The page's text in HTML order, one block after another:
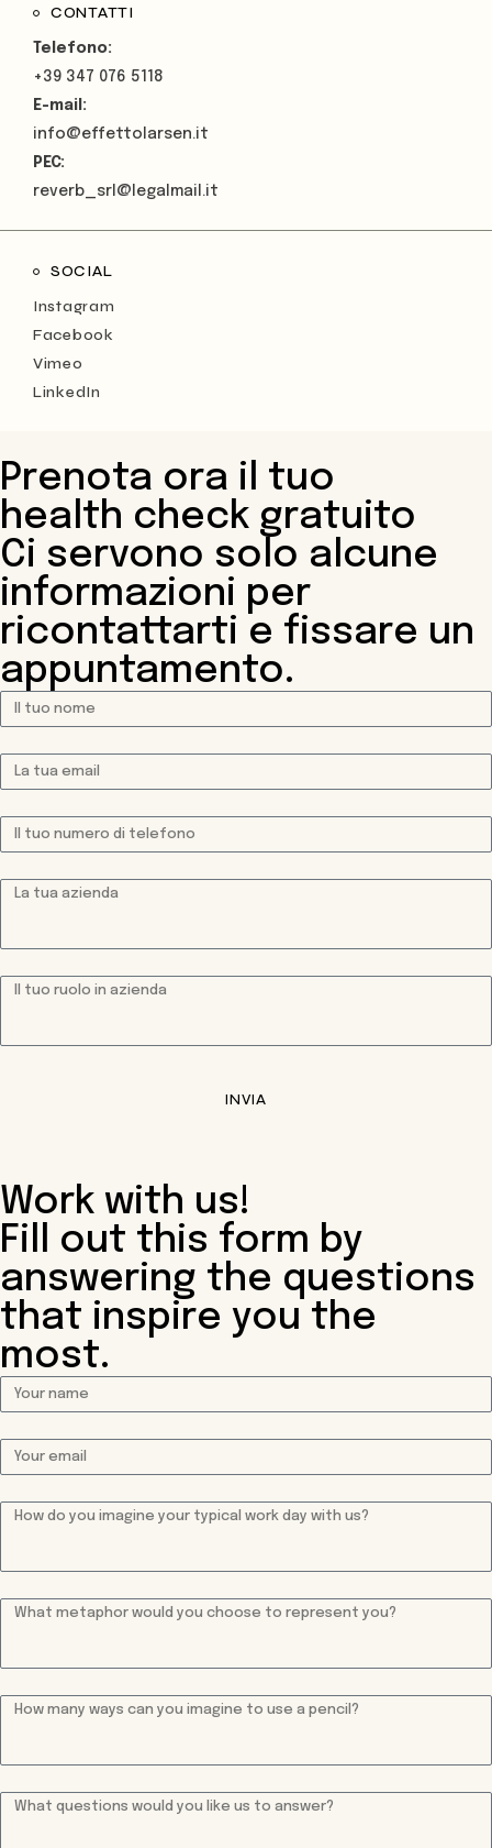
CONTATTI
Telefono:
+39 347 076 5118
E-mail:
info@effettolarsen.it
PEC:
reverb_srl@legalmail.it
SOCIAL
Instagram
Facebook
Vimeo
LinkedIn
Prenota ora il tuo
health check gratuito
Ci servono solo alcune
informazioni per
ricontattarti e fissare un
appuntamento.
INVIA
Work with us!
Fill out this form by
answering the questions
that inspire you the
most.